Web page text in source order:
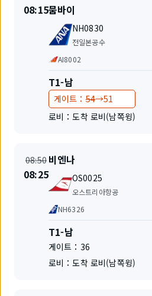
출
발
08:15출
발
뭄바이
편
명
NH0830
항
사
전일본공수
공
동
운
항
편
AI8002
터
미
널
T1-남
게이트：변
경
54→변
경
51
로비：도착 로비(남쪽윙)
출
발
08:50
시
간
08:25
출
발
지
비엔나
편
명
OS0025
항
사
오스트리아항공
공
동
운
항
편
NH6326
터
미
널
T1-남
게이트： 36
로비：도착 로비(남쪽윙)